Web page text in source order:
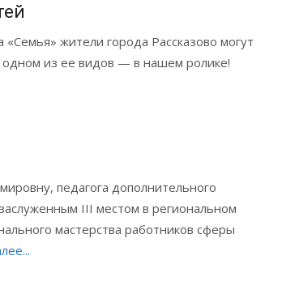
жители города Рассказово могут
из ее видов — в нашем ролике!
педагога дополнительного
III местом в региональном
мастерства работников сферы